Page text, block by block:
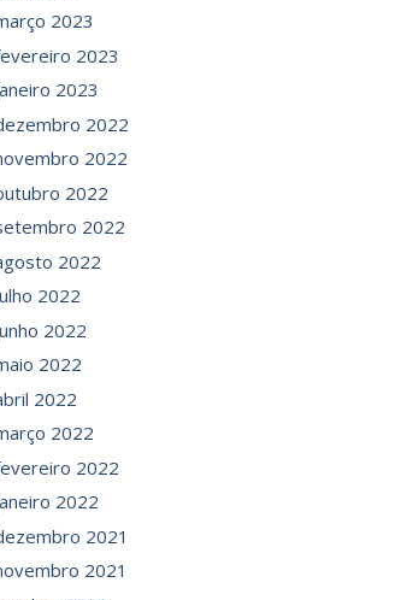
2023
2023
2023
2022
2022
2022
2022
2022
2022
2022
2022
2022
2022
2022
2022
2021
2021